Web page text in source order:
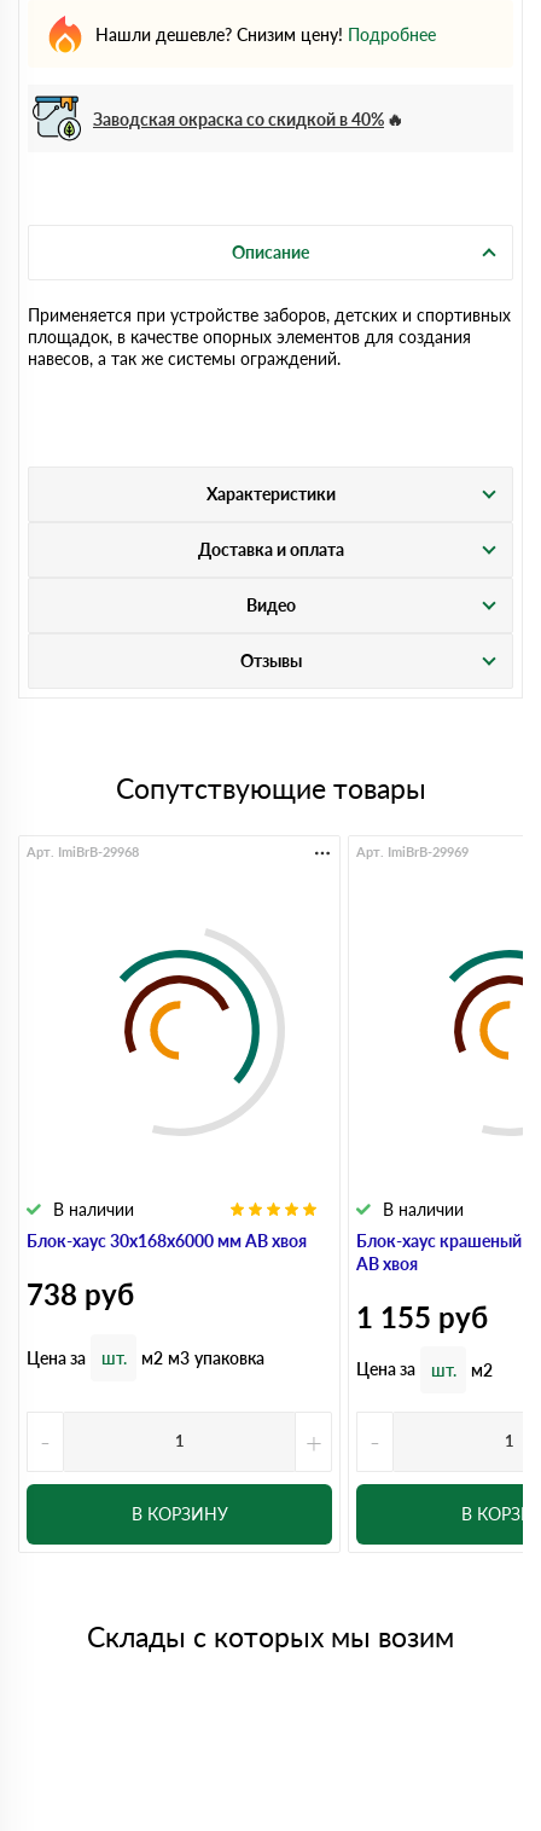
Нашли дешевле? Снизим цену! Подробнее
Заводская окраска со скидкой в 40%
Описание
Применяется при устройстве заборов, детских и спортивных
площадок, в качестве опорных элементов для создания
навесов, а так же системы ограждений.
Характеристики
Доставка и оплата
Видео
Отзывы
Сопутствующие товары
Блок-хаус 30x168x6000 мм АВ хвоя
В наличии
Арт. ImiBrB-29968
738 руб
Цена за шт. м2 м3 упаковка
- +
В КОРЗИНУ
Блок-хаус крашеный
АВ хвоя
В наличии
Арт. ImiBrB-29969
1 155 руб
Цена за шт. м2
-
В
Склады с которых мы возим